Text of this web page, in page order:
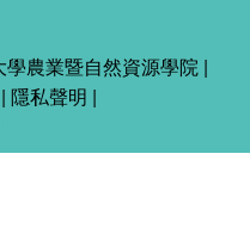
農業暨自然資源學院 |
| 隱私聲明 |